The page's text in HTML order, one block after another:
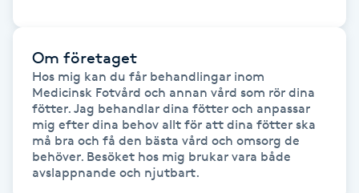
Gravidyoga
Gruppträning
Gua Sha-massage
Om företaget
Hos mig kan du får behandlingar inom
Medicinsk Fotvård och annan vård som rör dina
fötter. Jag behandlar dina fötter och anpassar
mig efter dina behov allt för att dina fötter ska
må bra och få den bästa vård och omsorg de
behöver. Besöket hos mig brukar vara både